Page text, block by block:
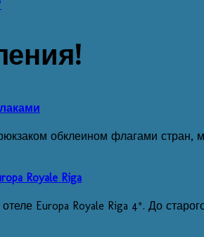
обклеином флагами стран,
Royale Riga
Europa Royale Riga 4*. До